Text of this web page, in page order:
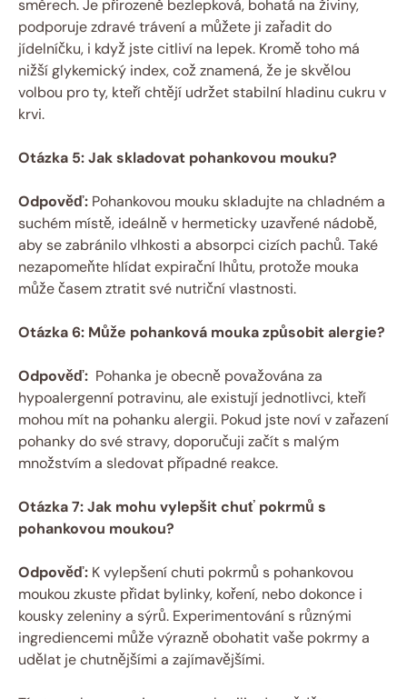
směrech. ‍Je přirozeně bezlepková, bohatá na ‍živiny,
podporuje zdravé trávení a můžete ji zařadit⁢ do
jídelníčku,​ i ‌když jste citliví na lepek. Kromě toho má‌
nižší glykemický index, což znamená, že je skvělou
volbou pro ty,‌ kteří chtějí udržet stabilní hladinu cukru v
krvi.
Otázka 5: Jak skladovat pohankovou mouku?
Odpověď: Pohankovou mouku skladujte na ‍chladném a
suchém místě, ideálně⁢ v hermeticky uzavřené ‌nádobě,
aby se zabránilo vlhkosti a absorpci cizích pachů. Také
nezapomeňte ⁤hlídat expirační lhůtu, protože mouka
může časem ztratit své nutriční vlastnosti.
Otázka 6: Může pohanková⁤ mouka‌ způsobit alergie?
Odpověď: ⁤ Pohanka je ⁣obecně ⁣považována za
hypoalergenní potravinu, ale existují jednotlivci, kteří
mohou mít na pohanku alergii. Pokud jste noví v zařazení
pohanky do své‍ stravy, doporučuji začít ‌s malým
množstvím ‍a sledovat případné reakce.
Otázka 7: Jak mohu vylepšit‌ chuť pokrmů s ​
pohankovou moukou?
Odpověď: K vylepšení chuti ⁤pokrmů s pohankovou
moukou zkuste⁤ přidat bylinky, koření, nebo dokonce ‍i
⁤kousky zeleniny a sýrů.⁢ Experimentování⁣ s různými
ingrediencemi může výrazně obohatit vaše pokrmy a
udělat je ‌chutnějšími a ​zajímavějšími.